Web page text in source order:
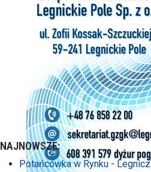
NAJNOWSZE:
Potańcówka w Rynku -